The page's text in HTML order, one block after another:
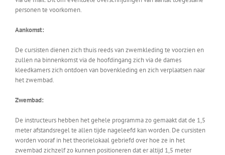
personen te voorkomen.
Aankomst:
De cursisten dienen zich thuis reeds van zwemkleding te voorzien en
zullen na binnenkomst via de hoofdingang zich via de dames
kleedkamers zich ontdoen van bovenkleding en zich verplaatsen naar
het zwembad.
Zwembad:
De instructeurs hebben het gehele programma zo gemaakt dat de 1,5
meter afstandsregel te allen tijde nageleefd kan worden. De cursisten
worden vooraf in het theorielokaal gebriefd over hoe ze in het
zwembad zichzelf zo kunnen positioneren dat er altijd 1,5 meter